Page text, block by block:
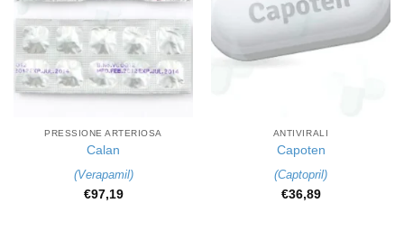
PRESSIONE ARTERIOSA
Calan
(Verapamil)
€97,19
ANTIVIRALI
Capoten
(Captopril)
€36,89